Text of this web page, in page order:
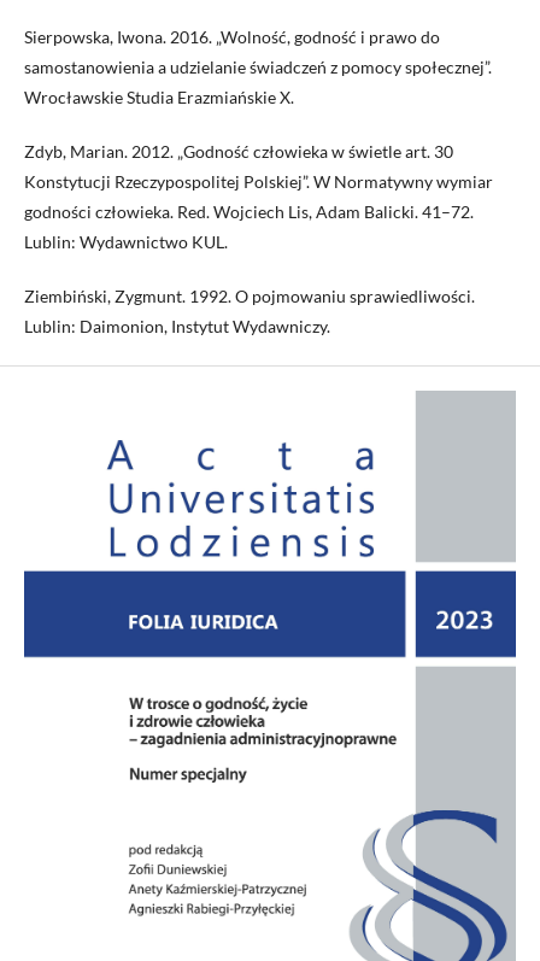
Sierpowska, Iwona. 2016. „Wolność, godność i prawo do
samostanowienia a udzielanie świadczeń z pomocy społecznej”.
Wrocławskie Studia Erazmiańskie X.
Zdyb, Marian. 2012. „Godność człowieka w świetle art. 30
Konstytucji Rzeczypospolitej Polskiej”. W Normatywny wymiar
godności człowieka. Red. Wojciech Lis, Adam Balicki. 41–72.
Lublin: Wydawnictwo KUL.
Ziembiński, Zygmunt. 1992. O pojmowaniu sprawiedliwości.
Lublin: Daimonion, Instytut Wydawniczy.